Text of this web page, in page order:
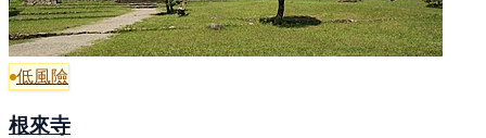
低風險
根來寺